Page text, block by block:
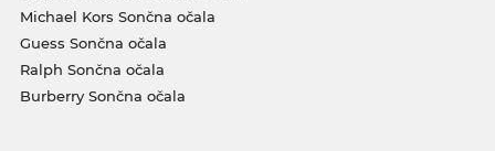
Michael Kors Sončna očala
Guess Sončna očala
Ralph Sončna očala
Burberry Sončna očala